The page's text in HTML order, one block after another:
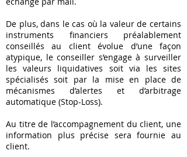
De plus, dans le cas où la valeur de certains
instruments financiers préalablement
conseillés au client évolue d’une façon
atypique, le conseiller s’engage à surveiller
les valeurs liquidatives soit via les sites
spécialisés soit par la mise en place de
mécanismes d’alertes et d’arbitrage
automatique (Stop-Loss).
Au titre de l’accompagnement du client, une
information plus précise sera fournie au
client.